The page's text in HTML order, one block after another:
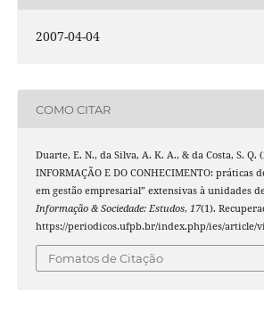
2007-04-04
COMO CITAR
Duarte, E. N., da Silva, A. K. A., & da Costa, S. Q.
INFORMAÇÃO E DO CONHECIMENTO: práticas
em gestão empresarial” extensivas à unidades
Informação & Sociedade: Estudos, 17(1).
https://periodicos.ufpb.br/index.php/ies/article/
Fomatos de Citação